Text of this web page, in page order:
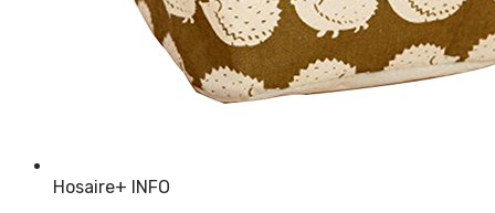
Hosaire+ INFO